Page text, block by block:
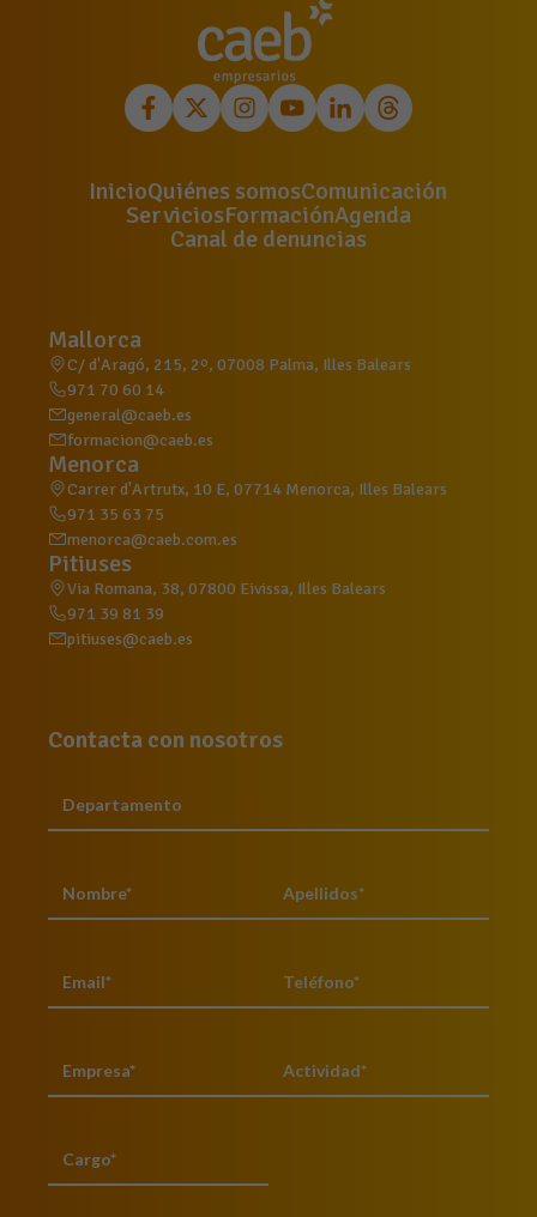
InicioQuiénes somosComunicación
ServiciosFormaciónAgenda
Canal de denuncias
Mallorca
C/ d'Aragó, 215, 2º, 07008 Palma, Illes Balears
971 70 60 14
general@caeb.es
formacion@caeb.es
Menorca
Carrer d'Artrutx, 10 E, 07714 Menorca, Illes Balears
971 35 63 75
menorca@caeb.com.es
Pitiuses
Via Romana, 38, 07800 Eivissa, Illes Balears
971 39 81 39
pitiuses@caeb.es
Contacta con nosotros